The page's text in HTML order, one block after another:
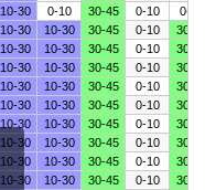
10-30 0-10 30-45 0-10
0-10
10-30 10-30 30-45 0-10
30-
10-30 10-30 30-45 0-10
30-
10-30 10-30 30-45 0-10
30-
10-30 10-30 30-45 0-10
30-
10-30 10-30 30-45 0-10
30-
10-30 10-30 30-45 0-10
30-
10-30 10-30 30-45 0-10
30-
10-30 10-30 30-45 0-10
30-
10-30 10-30 30-45 0-10
30-